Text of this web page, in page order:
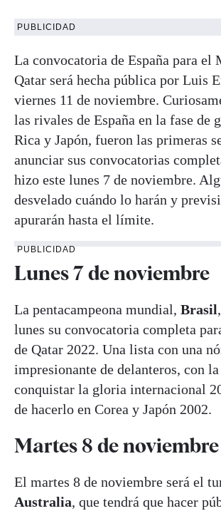
PUBLICIDAD
La convocatoria de España para el
Qatar será hecha pública por Luis
viernes 11 de noviembre.
las rivales de España en la fase de
Rica y Japón, fueron las primeras
anunciar sus convocatorias
hizo este lunes 7 de noviembre.
desvelado cuándo lo harán y
apurarán hasta el límite.
PUBLICIDAD
Lunes 7 de noviembre
La pentacampeona mundial, Brasil
lunes su convocatoria completa
de Qatar 2022. Una lista con una
impresionante de delanteros, con
conquistar la gloria internacional
de hacerlo en Corea y Japón 2002.
Martes 8 de noviembre
El martes 8 de noviembre será el
Australia, que tendrá que hacer